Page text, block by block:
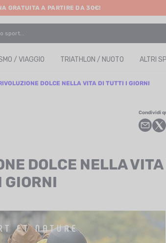
GRATUITA A PARTIRE DA 30€!
/ VIAGGIO TRIATHLON / NUOTO ALTRI
DOLCE NELLA VITA DI TUTTI I GIORNI
Condividi
DOLCE NELLA VITA
GIORNI